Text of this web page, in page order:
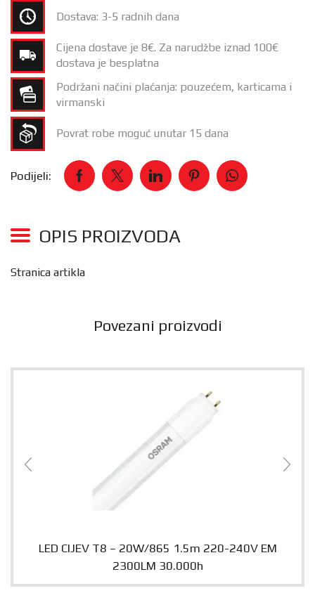
Dostava: 3-5 radnih dana
Cijena dostave je 8€. Za narudžbe iznad 100€
dostava je besplatna
Podržani načini plaćanja: pouzećem, karticama i
virmanski
Povrat robe moguć unutar 15 dana
Podijeli:
OPIS PROIZVODA
Stranica artikla
Povezani proizvodi
LED CIJEV T8 – 20W/865 1.5m 220-240V EM
2300LM 30.000h